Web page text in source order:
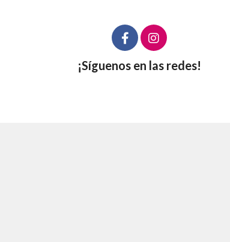
¡Síguenos en las redes!